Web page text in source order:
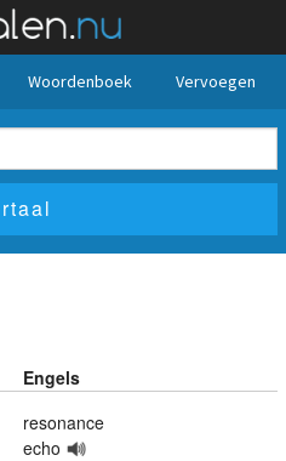
Woordenboek Vervoegen
Engels
resonance
echo